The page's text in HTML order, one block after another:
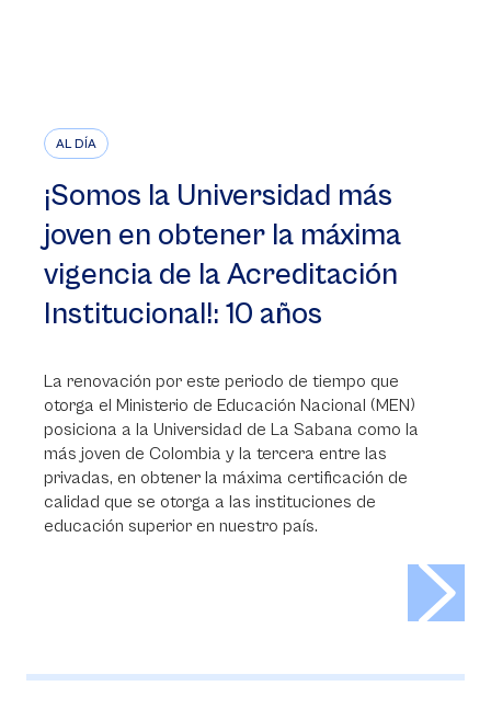
AL DÍA
¡Somos la Universidad más
joven en obtener la máxima
vigencia de la Acreditación
Institucional!: 10 años
La renovación por este periodo de tiempo que
otorga el Ministerio de Educación Nacional (MEN)
posiciona a la Universidad de La Sabana como la
más joven de Colombia y la tercera entre las
privadas, en obtener la máxima certificación de
calidad que se otorga a las instituciones de
educación superior en nuestro país.